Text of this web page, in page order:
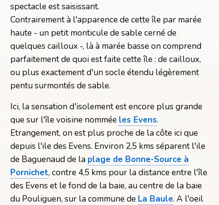
spectacle est saisissant.
Contrairement à l'apparence de cette île par marée
haute - un petit monticule de sable cerné de
quelques cailloux -, là à marée basse on comprend
parfaitement de quoi est faite cette île : de cailloux,
ou plus exactement d'un socle étendu légèrement
pentu surmontés de sable.
Ici, la sensation d'isolement est encore plus grande
que sur l'île voisine nommée les Evens.
Etrangement, on est plus proche de la côte ici que
depuis l'ile des Evens. Environ 2,5 kms séparent l'ile
de Baguenaud de la plage de Bonne-Source à
Pornichet, contre 4,5 kms pour la distance entre l'île
des Evens et le fond de la baie, au centre de la baie
du Pouliguen, sur la commune de La Baule. A l'oeil